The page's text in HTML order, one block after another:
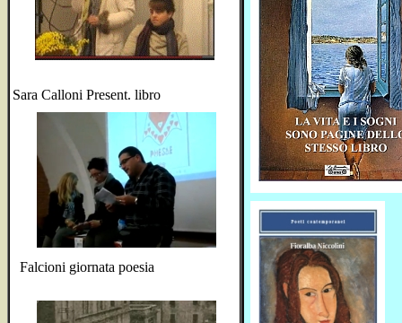
Sara Calloni Present. libro
Falcioni giornata poesia